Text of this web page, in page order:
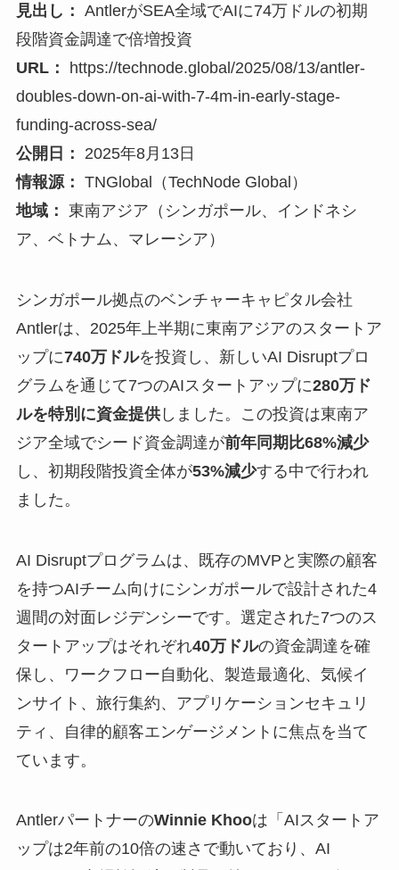
見出し： AntlerがSEA全域でAIに74万ドルの初期
段階資金調達で倍増投資
URL：
https://technode.global/2025/08/13/antler-
doubles-down-on-ai-with-7-4m-in-early-stage-
funding-across-sea/
公開日：
2025年8月13日
情報源： TNGlobal（TechNode Global）
地域： 東南アジア（シンガポール、インドネシ
ア、ベトナム、マレーシア）
シンガポール拠点のベンチャーキャピタル会社
Antlerは、2025年上半期に東南アジアのスタートア
ップに740万ドルを投資し、新しいAI Disruptプロ
グラムを通じて7つのAIスタートアップに280万ド
ルを特別に資金提供しました。この投資は東南ア
ジア全域でシード資金調達が前年同期比68%減少
し、初期段階投資全体が53%減少する中で行われ
ました。
AI Disruptプログラムは、既存のMVPと実際の顧客
を持つAIチーム向けにシンガポールで設計された4
週間の対面レジデンシーです。選定された7つのス
タートアップはそれぞれ40万ドルの資金調達を確
保し、ワークフロー自動化、製造最適化、気候イ
ンサイト、旅行集約、アプリケーションセキュリ
ティ、自律的顧客エンゲージメントに焦点を当て
ています。
AntlerパートナーのWinnie Khooは「AIスタートア
ップは2年前の10倍の速さで動いており、AI